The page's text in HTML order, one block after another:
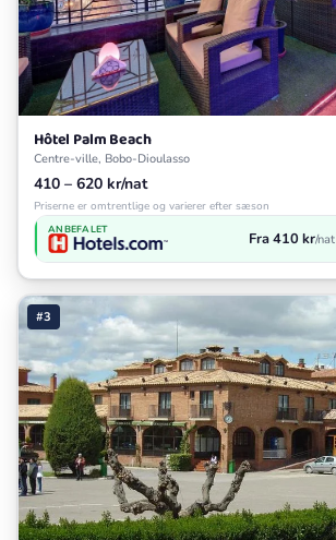
Hôtel Palm Beach
Centre-ville, Bobo-Dioulasso
410 – 620 kr/nat
Priserne er omtrentlige og varierer efter sæson
ANBEFALET Fra 410 kr/nat
#3